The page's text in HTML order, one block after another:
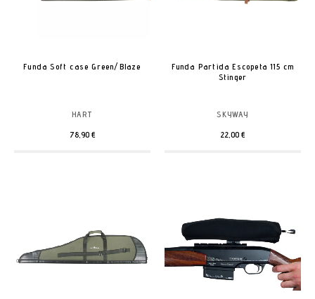
Funda Soft case Green/Blaze
HART
78,90 €
Funda Partida Escopeta 115 cm
Stinger
SKYWAY
22,00 €